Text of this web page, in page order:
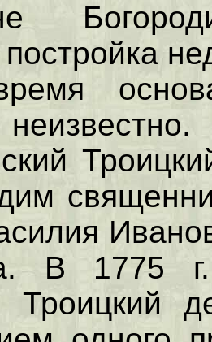
В 1775
Троицкий